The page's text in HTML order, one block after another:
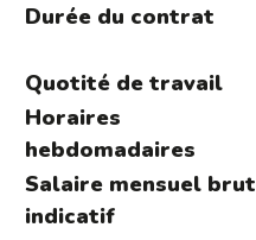
Durée du contrat
Quotité de travail
Horaires
hebdomadaires
Salaire mensuel brut
indicatif